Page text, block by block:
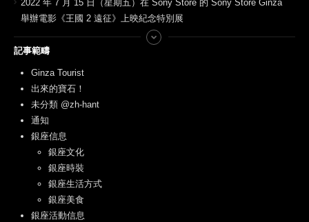
2022 年 7 月 15 日（星期五）在 Sony Store 的 Sony Store Ginza
舉辦電影《王國 2 遠征》上映紀念特別展
記事範疇
Ginza Tourist
出來的寶石！
未分類 @zh-hant
通知
銀座信息
銀座文化
銀座時裝
銀座生活方式
銀座美食
銀座活動信息